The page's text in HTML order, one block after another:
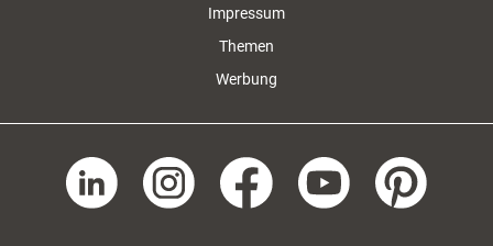
Impressum
Themen
Werbung